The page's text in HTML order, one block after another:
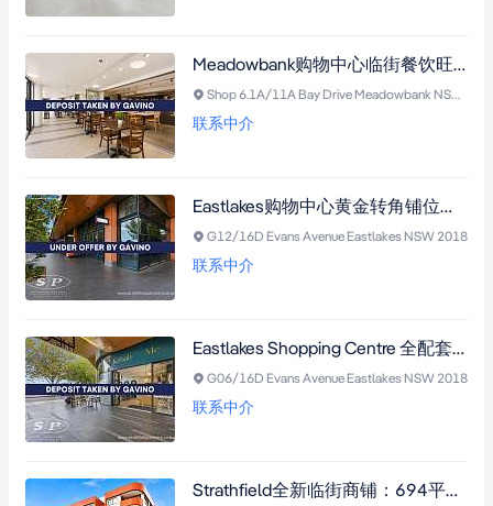
Meadowbank购物中心临街餐饮旺铺出租，107平方米带庭院，全装厨房设备，高客流黄金地段，品牌入驻良机。
Shop 6.1A/11A Bay Drive Meadowbank NSW 2114
联系中介
Eastlakes购物中心黄金转角铺位：55平方米临街旺铺，高曝光零售餐饮优选
G12/16D Evans Avenue Eastlakes NSW 2018
联系中介
Eastlakes Shopping Centre 全配套烤肉店 临街旺铺 即租即营 含户外餐区
G06/16D Evans Avenue Eastlakes NSW 2018
联系中介
Strathfield全新临街商铺：694平米底层零售空间，双面临街，36米Liverpool Road展示面，11个车位，E1商业区，医疗健身餐饮用途（需市政厅批准）